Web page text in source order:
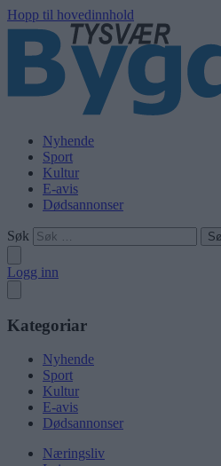
Hopp til hovedinnhold
Nyhende
Sport
Kultur
E-avis
Dødsannonser
Søk
Logg inn
Kategoriar
Nyhende
Sport
Kultur
E-avis
Dødsannonser
Næringsliv